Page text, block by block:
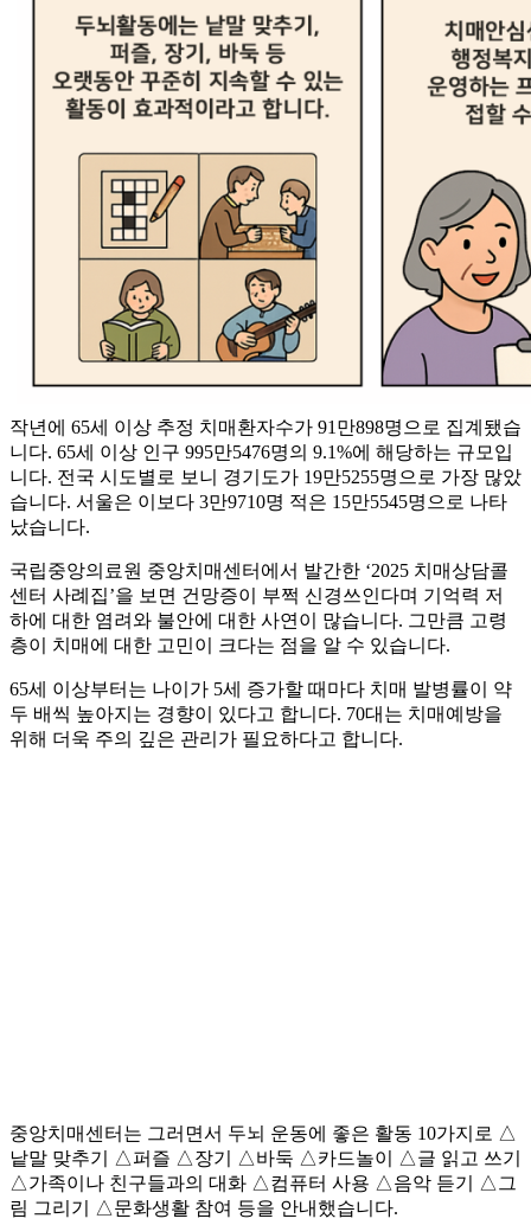
작년에 65세 이상 추정 치매환자수가 91만898명으로 집계됐습
니다. 65세 이상 인구 995만5476명의 9.1%에 해당하는 규모입
니다. 전국 시도별로 보니 경기도가 19만5255명으로 가장 많았
습니다. 서울은 이보다 3만9710명 적은 15만5545명으로 나타
났습니다.
국립중앙의료원 중앙치매센터에서 발간한 ‘2025 치매상담콜
센터 사례집’을 보면 건망증이 부쩍 신경쓰인다며 기억력 저
하에 대한 염려와 불안에 대한 사연이 많습니다. 그만큼 고령
층이 치매에 대한 고민이 크다는 점을 알 수 있습니다.
65세 이상부터는 나이가 5세 증가할 때마다 치매 발병률이 약
두 배씩 높아지는 경향이 있다고 합니다. 70대는 치매예방을
위해 더욱 주의 깊은 관리가 필요하다고 합니다.
중앙치매센터는 그러면서 두뇌 운동에 좋은 활동 10가지로 △
낱말 맞추기 △퍼즐 △장기 △바둑 △카드놀이 △글 읽고 쓰기
△가족이나 친구들과의 대화 △컴퓨터 사용 △음악 듣기 △그
림 그리기 △문화생활 참여 등을 안내했습니다.